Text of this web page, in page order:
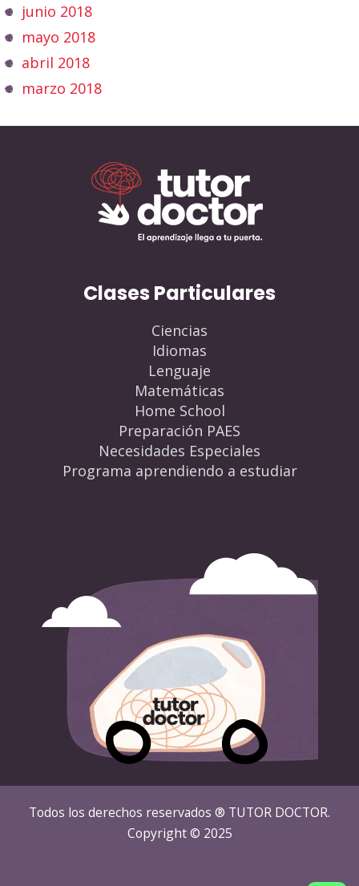
junio 2018
mayo 2018
abril 2018
marzo 2018
Clases Particulares
Ciencias
Idiomas
Lenguaje
Matemáticas
Home School
Preparación PAES
Necesidades Especiales
Programa aprendiendo a estudiar
Todos los derechos reservados ® TUTOR DOCTOR.
Copyright © 2025